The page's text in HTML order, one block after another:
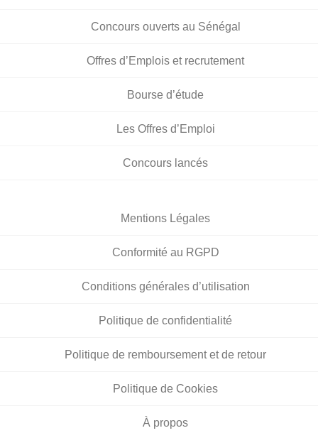
Concours ouverts au Sénégal
Offres d’Emplois et recrutement
Bourse d’étude
Les Offres d’Emploi
Concours lancés
Mentions Légales
Conformité au RGPD
Conditions générales d’utilisation
Politique de confidentialité
Politique de remboursement et de retour
Politique de Cookies
À propos